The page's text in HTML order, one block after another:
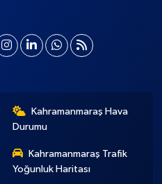
Kahramanmaraş Hava
Durumu
Kahramanmaraş Trafik
Yoğunluk Haritası